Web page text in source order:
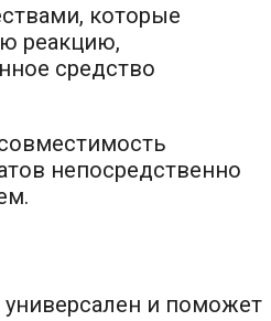
которые
реакцию,
средство
непосредственно
универсален и поможет